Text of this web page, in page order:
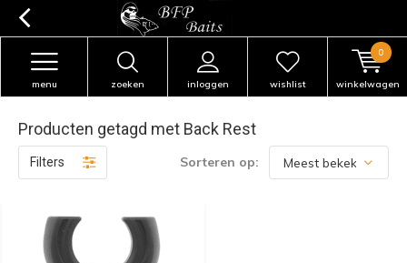
zoeken inloggen
menu wishlist winkelwagen
0
Producten getagd met Back Rest
Filters Sorteren op: